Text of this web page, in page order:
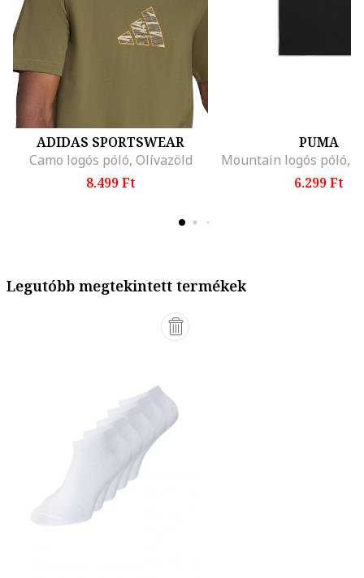
ADIDAS SPORTSWEAR
Camo logós póló, Olívazöld
8.499 Ft
PUMA
6.299 Ft
Legutóbb megtekintett termékek